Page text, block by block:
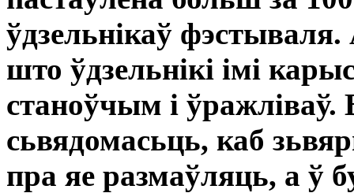
ўдзельнікаў
што ўдзельнікі імі
станоўчым і
сьвядомасьць, каб
пра яе размаўляць, а ў